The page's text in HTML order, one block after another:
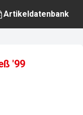
Artikeldatenbank
'99